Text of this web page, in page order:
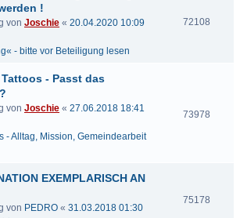
!
von Joschie « 20.04.2020 10:09
- bitte vor Beteiligung lesen
72108
- Passt das
von Joschie « 27.06.2018 18:41
- Alltag, Mission, Gemeindearbeit
73978
EXEMPLARISCH AN
von PEDRO « 31.03.2018 01:30
75178